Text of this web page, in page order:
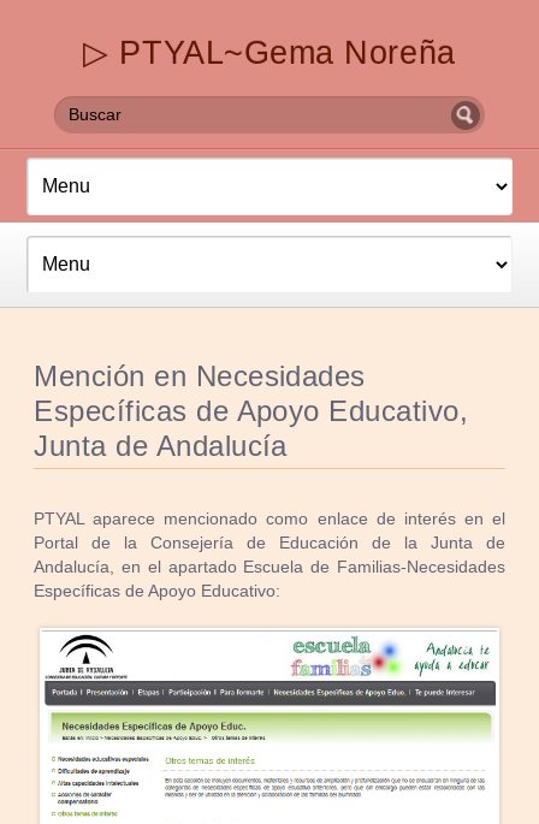
▷ PTYAL~Gema Noreña
Mención en Necesidades
Específicas de Apoyo Educativo,
Junta de Andalucía
PTYAL aparece mencionado como enlace de interés en el
Portal de la Consejería de Educación de la Junta de
Andalucía, en el apartado Escuela de Familias-Necesidades
Específicas de Apoyo Educativo: